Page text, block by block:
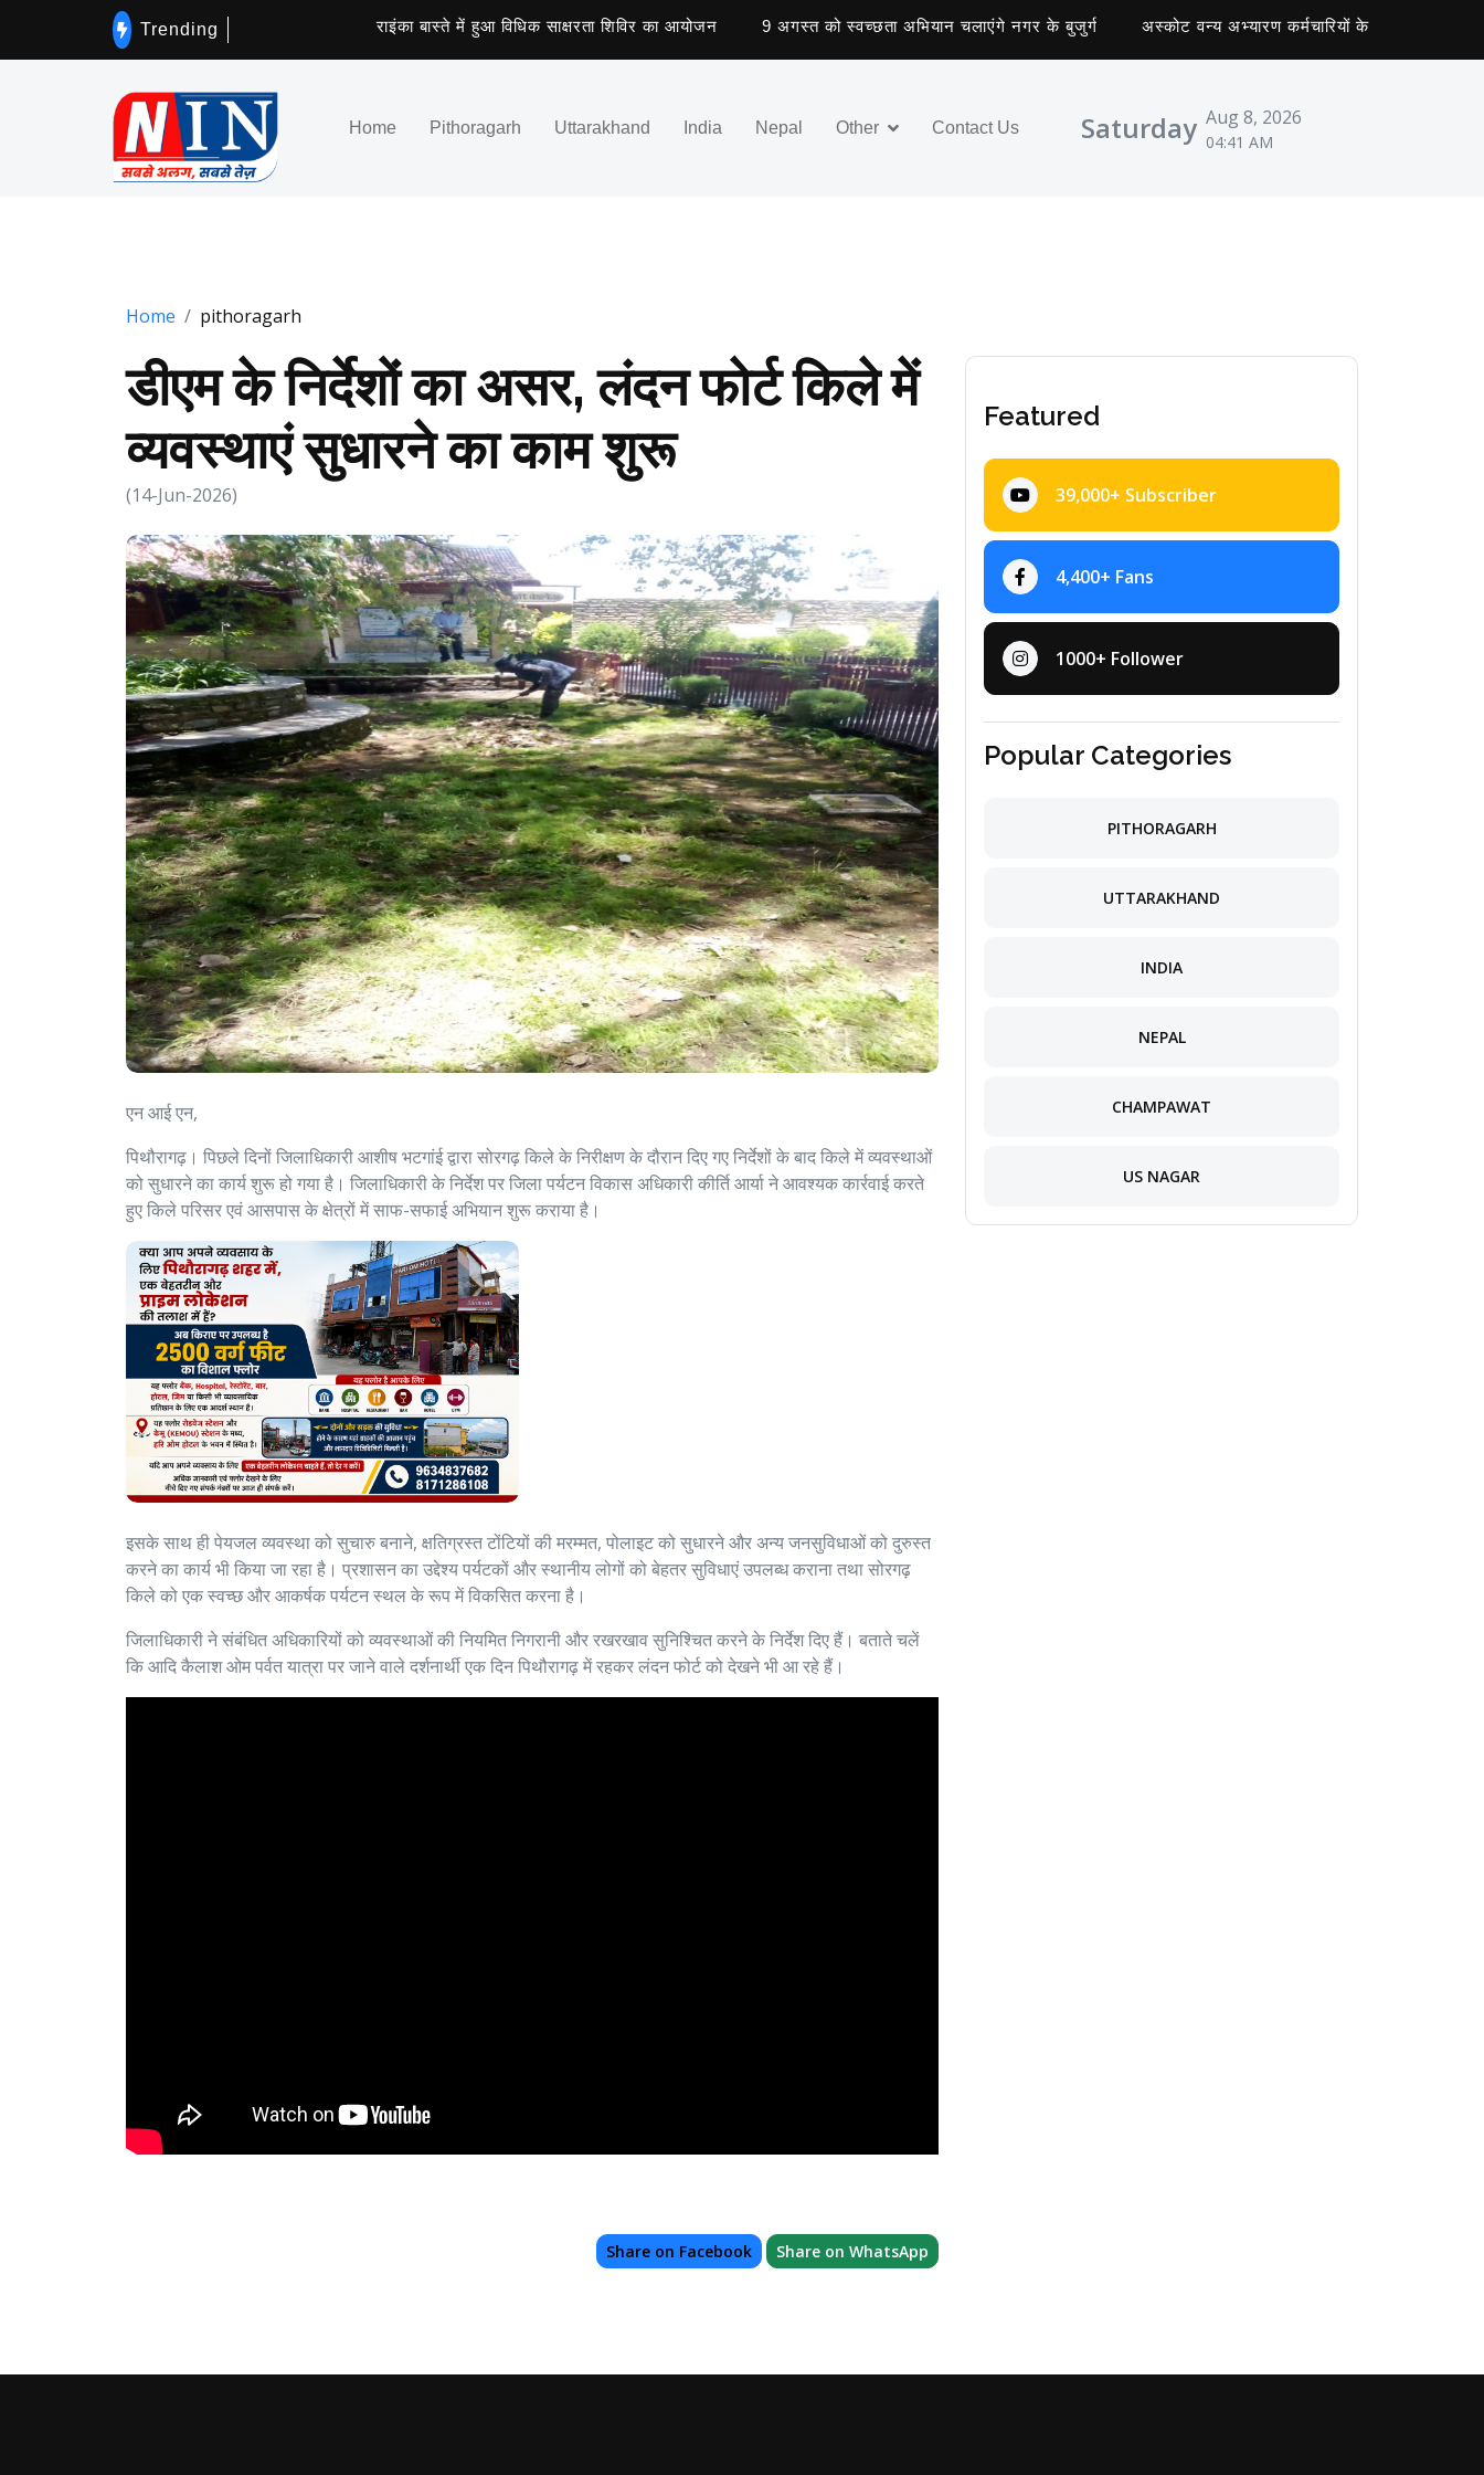
Trending राइंका बास्ते में हुआ विधिक साक्षरता शिविर का आयोजन 9 अगस्त को स्वच्छता अभियान चलाएंगे नगर के बुजुर्ग अस्कोट वन्य अभ्यारण कर्मचारियों के लिए हुआ कार्यशाला
Home Pithoragarh Uttarakhand India Nepal Other Contact Us Saturday Aug 8, 2026
04:41 AM
Home pithoragarh
डीएम के निर्देशों का असर, लंदन फोर्ट किले में
व्यवस्थाएं सुधारने का काम शुरू
(14-Jun-2026)
एन आई एन,
पिथौरागढ़। पिछले दिनों जिलाधिकारी आशीष भटगांई द्वारा सोरगढ़ किले के निरीक्षण के दौरान दिए गए निर्देशों के बाद किले में व्यवस्थाओं
को सुधारने का कार्य शुरू हो गया है। जिलाधिकारी के निर्देश पर जिला पर्यटन विकास अधिकारी कीर्ति आर्या ने आवश्यक कार्रवाई करते
हुए किले परिसर एवं आसपास के क्षेत्रों में साफ-सफाई अभियान शुरू कराया है।
इसके साथ ही पेयजल व्यवस्था को सुचारु बनाने, क्षतिग्रस्त टोंटियों की मरम्मत, पोलाइट को सुधारने और अन्य जनसुविधाओं को दुरुस्त
करने का कार्य भी किया जा रहा है। प्रशासन का उद्देश्य पर्यटकों और स्थानीय लोगों को बेहतर सुविधाएं उपलब्ध कराना तथा सोरगढ़
किले को एक स्वच्छ और आकर्षक पर्यटन स्थल के रूप में विकसित करना है।
जिलाधिकारी ने संबंधित अधिकारियों को व्यवस्थाओं की नियमित निगरानी और रखरखाव सुनिश्चित करने के निर्देश दिए हैं। बताते चलें
कि आदि कैलाश ओम पर्वत यात्रा पर जाने वाले दर्शनार्थी एक दिन पिथौरागढ़ में रहकर लंदन फोर्ट को देखने भी आ रहे हैं।
Share on Facebook Share on WhatsApp
Featured
39,000+ Subscriber
4,400+ Fans
1000+ Follower
Popular Categories
PITHORAGARH
UTTARAKHAND
INDIA
NEPAL
CHAMPAWAT
US NAGAR